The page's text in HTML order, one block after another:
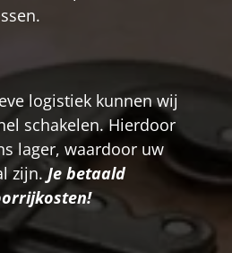
logistiek kunnen wij
schakelen. Hierdoor
lager, waardoor uw
zijn. Je betaald